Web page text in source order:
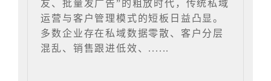
友、批量发广告”的粗放时代，传统私域
运营与客户管理模式的短板日益凸显。
多数企业存在私域数据零散、客户分层
混乱、销售跟进低效、......